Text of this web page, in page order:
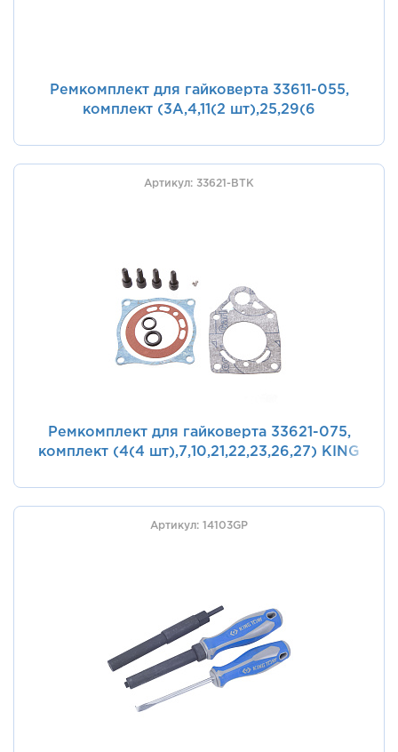
Ремкомплект для гайковерта 33611-055,
комплект (3A,4,11(2 шт),25,29(6
Артикул: 33621-BTK
Ремкомплект для гайковерта 33621-075,
комплект (4(4 шт),7,10,21,22,23,26,27) KING
Артикул: 14103GP